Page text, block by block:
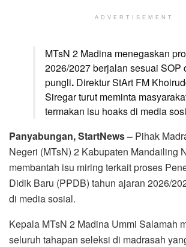
ADVERTISEMENT
MTsN 2 Madina menegaskan
2026/2027 berjalan sesuai SOP
pungli. Direktur StArt FM
Siregar turut meminta
termakan isu hoaks di media
Panyabungan, StartNews – Pihak
Negeri (MTsN) 2 Kabupaten Mandailing
membantah isu miring terkait proses
Didik Baru (PPDB) tahun ajaran 2026/
di media sosial.
Kepala MTsN 2 Madina Ummi Salamah
seluruh tahapan seleksi di madrasah